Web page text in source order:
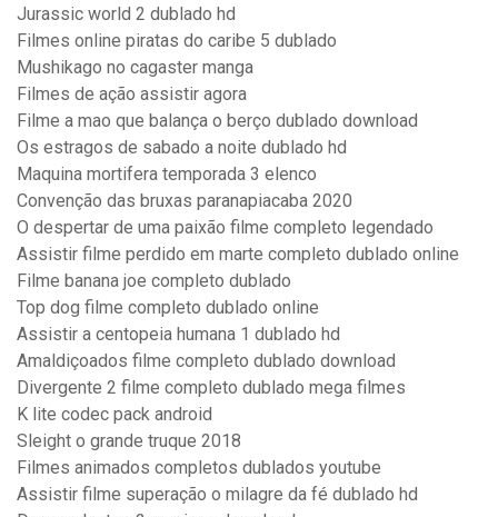
Jurassic world 2 dublado hd
Filmes online piratas do caribe 5 dublado
Mushikago no cagaster manga
Filmes de ação assistir agora
Filme a mao que balança o berço dublado download
Os estragos de sabado a noite dublado hd
Maquina mortifera temporada 3 elenco
Convenção das bruxas paranapiacaba 2020
O despertar de uma paixão filme completo legendado
Assistir filme perdido em marte completo dublado online
Filme banana joe completo dublado
Top dog filme completo dublado online
Assistir a centopeia humana 1 dublado hd
Amaldiçoados filme completo dublado download
Divergente 2 filme completo dublado mega filmes
K lite codec pack android
Sleight o grande truque 2018
Filmes animados completos dublados youtube
Assistir filme superação o milagre da fé dublado hd